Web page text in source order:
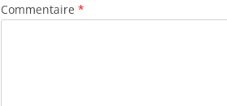
Commentaire *